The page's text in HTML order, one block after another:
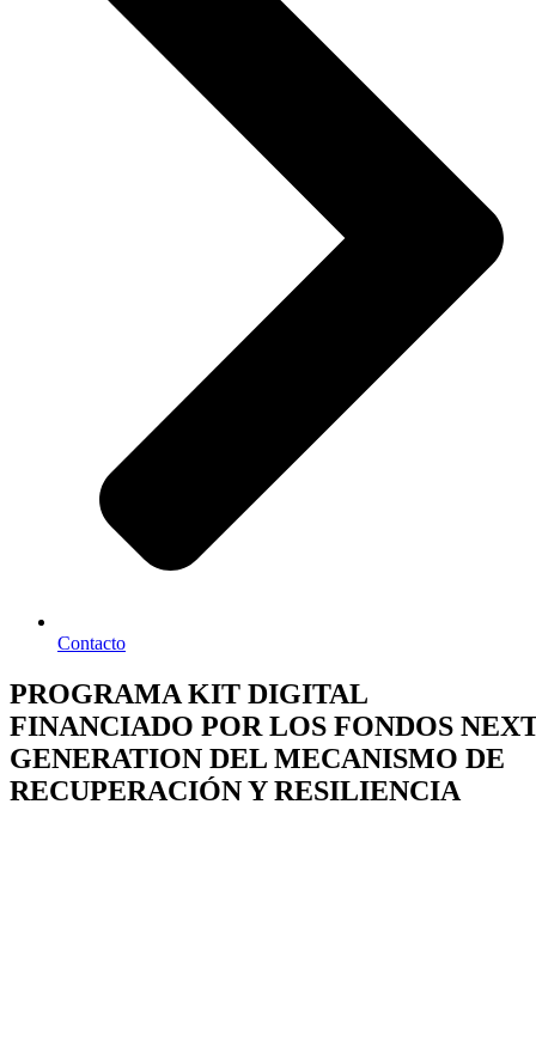
Contacto
PROGRAMA KIT DIGITAL
FINANCIADO POR LOS FONDOS
GENERATION DEL MECANISMO DE
RECUPERACIÓN Y RESILIENCIA